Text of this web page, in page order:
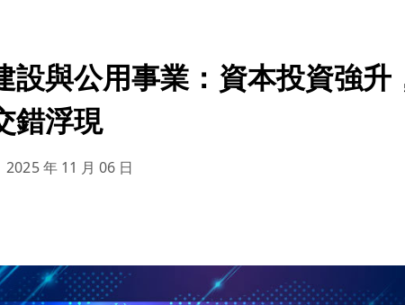
設與公用事業：資本投資強升
錯浮現
2025 年 11 月 06 日